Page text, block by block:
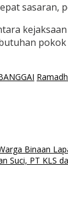
sasaran,
Binaan
Suci, PT KLS